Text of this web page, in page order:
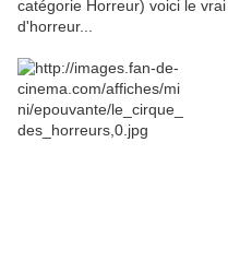
catégorie Horreur) voici le
d'horreur...